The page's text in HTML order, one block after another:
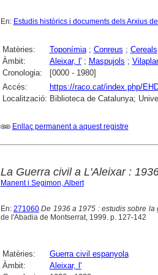
En: Estudis històrics i documents dels Arxius
Matèries: Toponímia; Conreus ; Cereals
Àmbit:
Aleixar, l'; Maspujols ;
Cronologia:
[0000 - 1980]
Accés:
https://raco.cat/index.php/
Localització: Biblioteca de Catalunya;
Enllaç permanent a aquest registre
La Guerra civil a L'Aleixar :
Manent i Segimon, Albert
En: 271060 De 1936 a 1975 : estudis sobre
de l'Abadia de Montserrat, 1999. p. 127-142
Matèries:
Guerra civil espanyola
Àmbit:
Aleixar, l'